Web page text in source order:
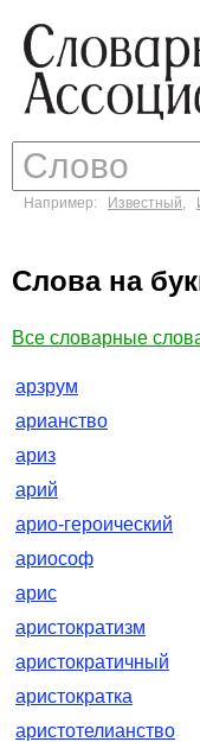
Например: Известный,
Слова на
Все словарные
арзрум
арианство
ариз
арий
арио-героический
ариософ
арис
аристократизм
аристократичный
аристократка
аристотелианство